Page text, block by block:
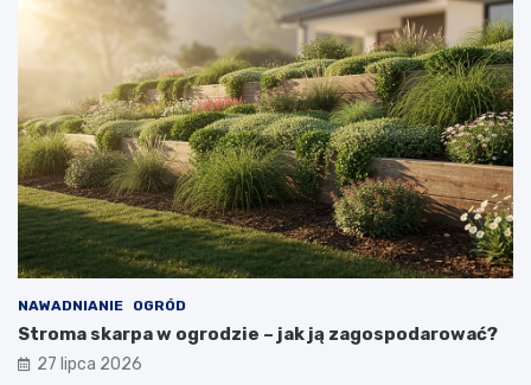
NAWADNIANIE OGRÓD
Stroma skarpa w ogrodzie – jak ją zagospodarować?
27 lipca 2026